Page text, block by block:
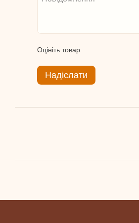
Оцініть товар
Надіслати